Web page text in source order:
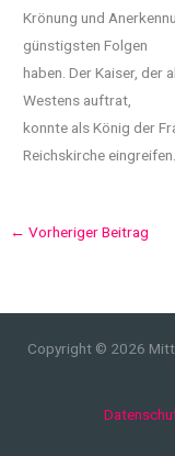
Krönung und
günstigsten Folgen
haben. Der Kaiser, der
Westens auftrat,
konnte als König der
Reichskirche eingreifen.
← Vorheriger Beitrag
Copyright © 2026